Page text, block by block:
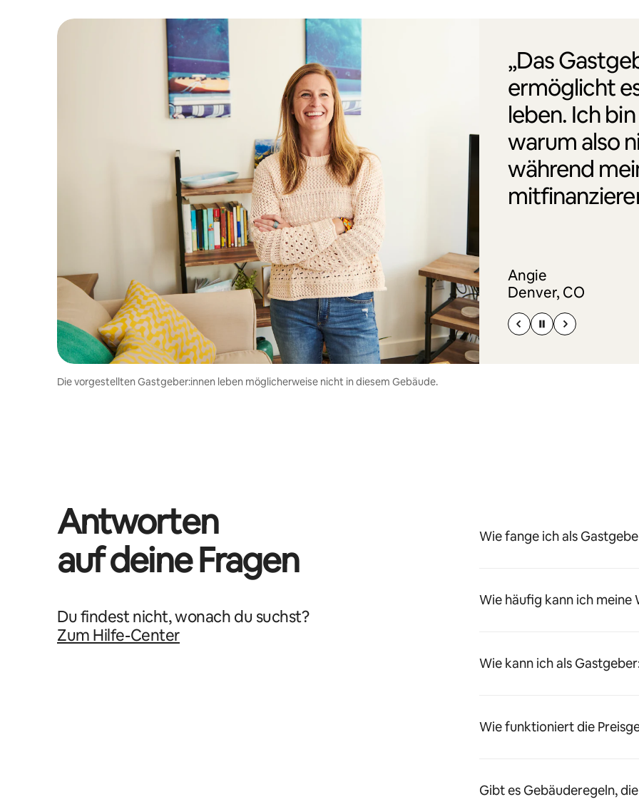
„Das
ermöglicht
leben. Ich
warum also
während
Angie
Denver, CO
Die vorgestellten Gastgeber:innen leben möglicherweise nicht in diesem Gebäude.
Antworten
auf deine Fragen
Du findest nicht, wonach du suchst?
Zum Hilfe-Center
Wie fange ich als
Wie häufig kann ich
Wie kann ich als
Wie funktioniert die
Gibt es Gebäuderegeln,